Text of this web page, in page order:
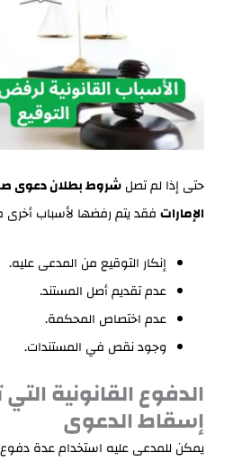
حتى إذا لم تصلشروط بطلان دعوى
الإماراتفقد يتم رفضها لأسباب أخرى
إنكار التوقيع من المدعى عليه.
عدم تقديم أصل المستند.
عدم اختصاص المحكمة.
وجود نقص في المستندات.
الدفوع القانونية
إسقاط الدعوى
يمكن للمدعى عليه استخدام عدة دفوع